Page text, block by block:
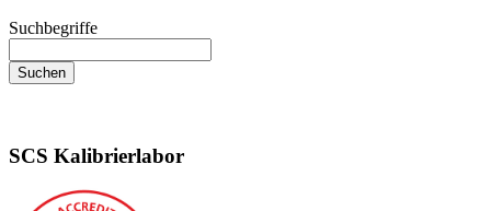
Suchbegriffe
SCS Kalibrierlabor